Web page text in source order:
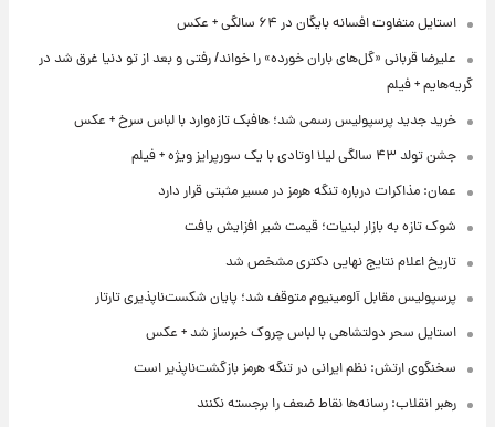
استایل متفاوت افسانه بایگان در ۶۴ سالگی + عکس
علیرضا قربانی «گل‌های باران خورده» را خواند/ رفتی و بعد از تو دنیا غرق شد در
گریه‌هایم + فیلم
خرید جدید پرسپولیس رسمی شد؛ هافبک تازه‌وارد با لباس سرخ + عکس
جشن تولد ۴۳ سالگی لیلا اوتادی با یک سورپرایز ویژه + فیلم
عمان: مذاکرات درباره تنگه هرمز در مسیر مثبتی قرار دارد
شوک تازه به بازار لبنیات؛ قیمت شیر افزایش یافت
تاریخ اعلام نتایج نهایی دکتری مشخص شد
پرسپولیس مقابل آلومینیوم متوقف شد؛ پایان شکست‌ناپذیری تارتار
استایل سحر دولتشاهی با لباس چروک خبرساز شد + عکس
سخنگوی ارتش: نظم ایرانی در تنگه هرمز بازگشت‌ناپذیر است
رهبر انقلاب: رسانه‌ها نقاط ضعف را برجسته نکنند